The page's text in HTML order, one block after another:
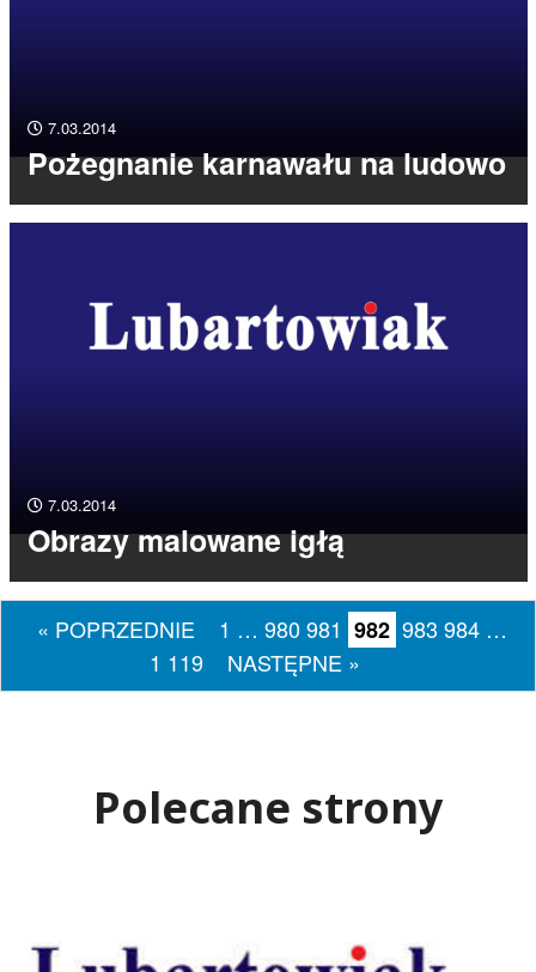
7.03.2014
Pożegnanie karnawału na ludowo
7.03.2014
Obrazy malowane igłą
« POPRZEDNIE 1 … 980 981 982 983 984 …
1 119
NASTĘPNE »
Polecane strony